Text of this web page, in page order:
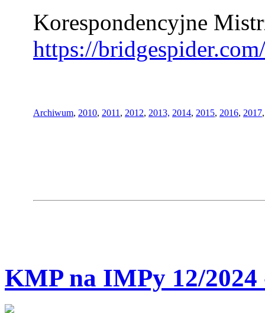
Korespondencyjne
https://
Archiwum, 2010, 2011 , 2012, 2013, 2014, 2015, 2016, 2017
KMP na IMPy 12/2024